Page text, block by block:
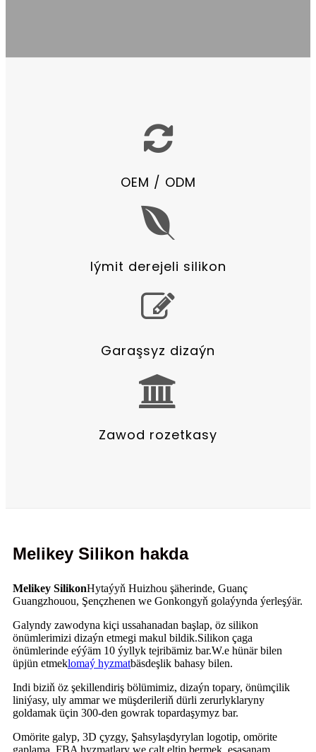
OEM / ODM
Iýmit derejeli silikon
Garaşsyz dizaýn
Zawod rozetkasy
Melikey Silikon hakda
Melikey SilikonHytaýyň Huizhou şäherinde, Guanç
Guangzhouou, Şençzhenen we Gonkongyň golaýynda ýerleşýär.
Galyndy zawodyna kiçi ussahanadan başlap, öz silikon
önümlerimizi dizaýn etmegi makul bildik.Silikon çaga
önümlerinde eýýäm 10 ýyllyk tejribämiz bar.W.e hünär bilen
üpjün etmeklomaý hyzmatbäsdeşlik bahasy bilen.
Indi biziň öz şekillendiriş bölümimiz, dizaýn topary, önümçilik
liniýasy, uly ammar we müşderileriň dürli zerurlyklaryny
goldamak üçin 300-den gowrak topardaşymyz bar.
Omörite galyp, 3D çyzgy, Şahsylaşdyrylan logotip, omörite
gaplama, FBA hyzmatlary we çalt eltip bermek, esasanam,